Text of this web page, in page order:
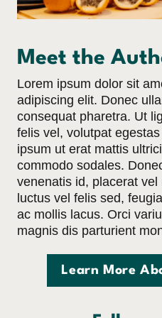
Meet the
Lorem ipsum dolor sit
adipiscing elit. Donec
consequat pharetra. Ut
felis vel, volutpat
ipsum ut erat mattis
commodo sodales.
venenatis id, placerat
luctus vel felis sed,
ac mollis lacus. Orci
magnis dis parturient
Learn More